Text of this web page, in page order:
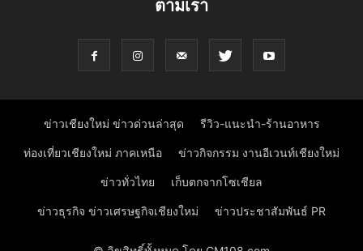
ตามเรา
ข่าวเชียงใหม่ ข่าวด่วนล่าสุด รีวิว-แนะนำ-ร้านอาหาร
ท่องเที่ยวเชียงใหม่ ภาคเหนือ ข่าวกิจกรรม งานอีเวนท์เชียงใหม่
ข่าวทั่วไทย เก็บตกจากโซเชียล
ข่าวธุรกิจ ข่าวเศรษฐกิจเชียงใหม่ ข่าวประชาสัมพันธ์ PR